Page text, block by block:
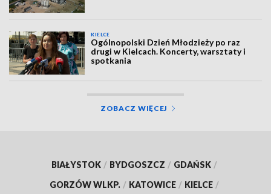
KIELCE
Ogólnopolski Dzień Młodzieży po raz
drugi w Kielcach. Koncerty, warsztaty i
spotkania
ZOBACZ WIĘCEJ
BIAŁYSTOK / BYDGOSZCZ / GDAŃSK /
GORZÓW WLKP. / KATOWICE / KIELCE /